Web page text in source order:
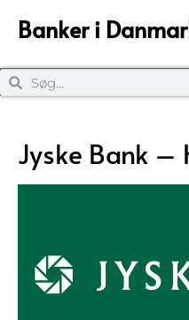
Banker i
Jyske Bank –